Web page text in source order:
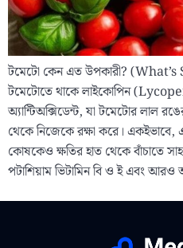
টমেটো কেন এত উপকারী?
টমেটোতে থাকে লাইকোপিন
অ্যান্টিঅক্সিডেন্ট, যা টমেটোর লাল
থেকে নিজেকে রক্ষা করে।
কোষকেও ক্ষতির হাত থেকে বাঁচাতে
পটাশিয়াম ভিটামিন বি ও ই এবং